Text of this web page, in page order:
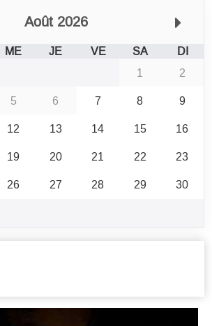
Août 2026
ME JE VE SA
DI
1
2
5 6 7 8
9
12 13 14 15
16
19 20 21 22
23
26 27 28 29
30